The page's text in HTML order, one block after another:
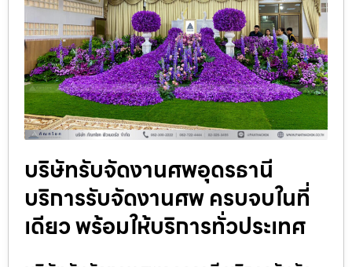
บริษัทรับจัดงานศพอุดรธานี
บริการรับจัดงานศพ ครบจบในที่
เดียว พร้อมให้บริการทั่วประเทศ